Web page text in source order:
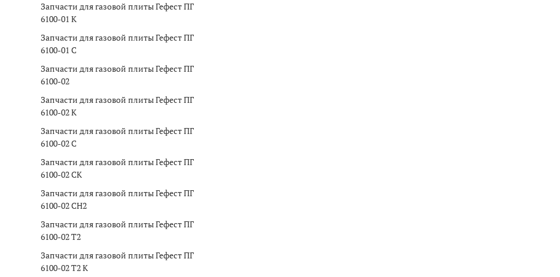
Запчасти для газовой плиты Гефест ПГ
6100-01 K
Запчасти для газовой плиты Гефест ПГ
6100-01 C
Запчасти для газовой плиты Гефест ПГ
6100-02
Запчасти для газовой плиты Гефест ПГ
6100-02 K
Запчасти для газовой плиты Гефест ПГ
6100-02 C
Запчасти для газовой плиты Гефест ПГ
6100-02 CK
Запчасти для газовой плиты Гефест ПГ
6100-02 CH2
Запчасти для газовой плиты Гефест ПГ
6100-02 T2
Запчасти для газовой плиты Гефест ПГ
6100-02 T2 K